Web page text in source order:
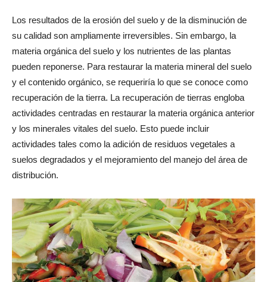
Los resultados de la erosión del suelo y de la disminución de
su calidad son ampliamente irreversibles. Sin embargo, la
materia orgánica del suelo y los nutrientes de las plantas
pueden reponerse. Para restaurar la materia mineral del suelo
y el contenido orgánico, se requeriría lo que se conoce como
recuperación de la tierra. La recuperación de tierras engloba
actividades centradas en restaurar la materia orgánica anterior
y los minerales vitales del suelo. Esto puede incluir
actividades tales como la adición de residuos vegetales a
suelos degradados y el mejoramiento del manejo del área de
distribución.